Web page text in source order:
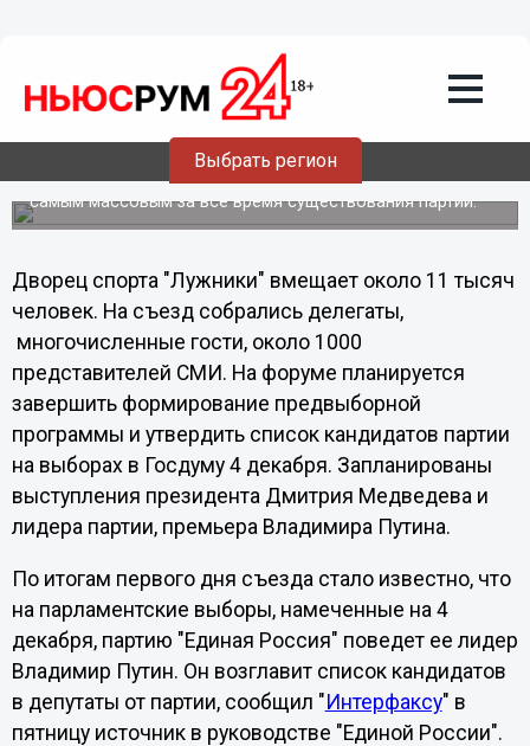
Выбрать регион
Съезд «Единой России» проходит в
Стадион для проведения партийного форума выбрали не
случайно - этот съезд единороссов обещает быть
самым массовым за все время существования партии.
Дворец спорта "Лужники" вмещает около 11 тысяч
человек. На съезд собрались делегаты,
многочисленные гости, около 1000
представителей СМИ. На форуме планируется
завершить формирование предвыборной
программы и утвердить список кандидатов партии
на выборах в Госдуму 4 декабря. Запланированы
выступления президента Дмитрия Медведева и
лидера партии, премьера Владимира Путина.
По итогам первого дня съезда стало известно, что
на парламентские выборы, намеченные на 4
декабря, партию "Единая Россия" поведет ее лидер
Владимир Путин. Он возглавит список кандидатов
в депутаты от партии, сообщил "Интерфаксу" в
пятницу источник в руководстве "Единой России".